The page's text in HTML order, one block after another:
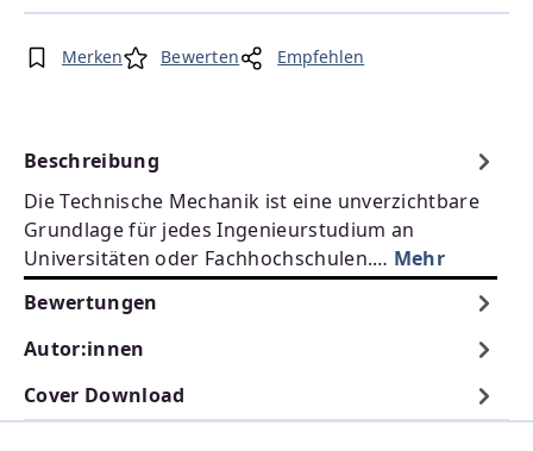
Merken Bewerten Empfehlen
Beschreibung
Die Technische Mechanik ist eine unverzichtbare
Grundlage für jedes Ingenieurstudium an
Universitäten oder Fachhochschulen.… Mehr
Bewertungen
Autor:innen
Cover Download